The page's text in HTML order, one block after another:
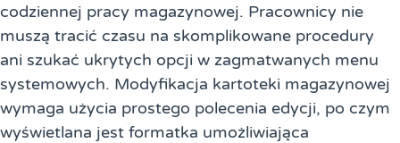
codziennej pracy magazynowej. Pracownicy nie
muszą tracić czasu na skomplikowane procedury
ani szukać ukrytych opcji w zagmatwanych menu
systemowych. Modyfikacja kartoteki magazynowej
wymaga użycia prostego polecenia edycji, po czym
wyświetlana jest formatka umożliwiająca